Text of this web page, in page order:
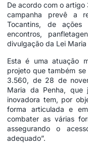
De acordo com o artigo
campanha prevê a
Tocantins, de ações
encontros,
divulgação da Lei Maria
Esta é uma atuação
projeto que também
3.560, de 28 de
Maria da Penha, que
inovadora tem, por
forma articulada e
combater as várias
assegurando o
adequado”.